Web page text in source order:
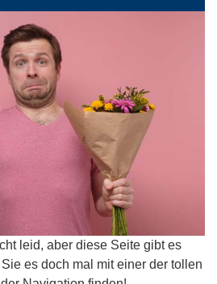
leid, aber diese Seite gibt es
es doch mal mit einer der tollen